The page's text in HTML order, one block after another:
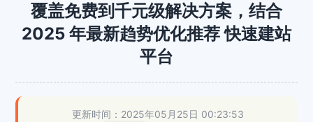
覆盖免费到千元级解决方案，结合
2025 年最新趋势优化推荐 快速建站
平台
更新时间：2025年05月25日 00:23:53